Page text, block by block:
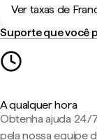
Ver taxas de
Suporte que você
A qualquer hora
Obtenha ajuda 24/
pela nossa equipe